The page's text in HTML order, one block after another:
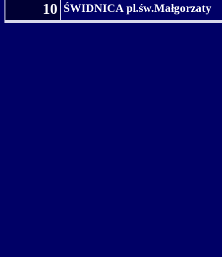
10 ŚWIDNICA pl.św.Małgorzaty